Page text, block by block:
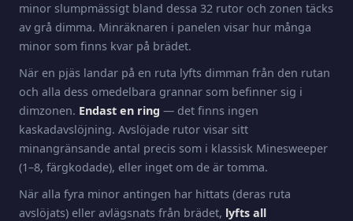
minor slumpmässigt bland dessa 32 rutor och zonen täcks
av grå dimma. Minräknaren i panelen visar hur många
minor som finns kvar på brädet.
När en pjäs landar på en ruta lyfts dimman från den rutan
och alla dess omedelbara grannar som befinner sig i
dimzonen. Endast en ring — det finns ingen
kaskadavslöjning. Avslöjade rutor visar sitt
minangränsande antal precis som i klassisk Minesweeper
(1–8, färgkodade), eller inget om de är tomma.
När alla fyra minor antingen har hittats (deras ruta
avslöjats) eller avlägsnats från brädet, lyfts all